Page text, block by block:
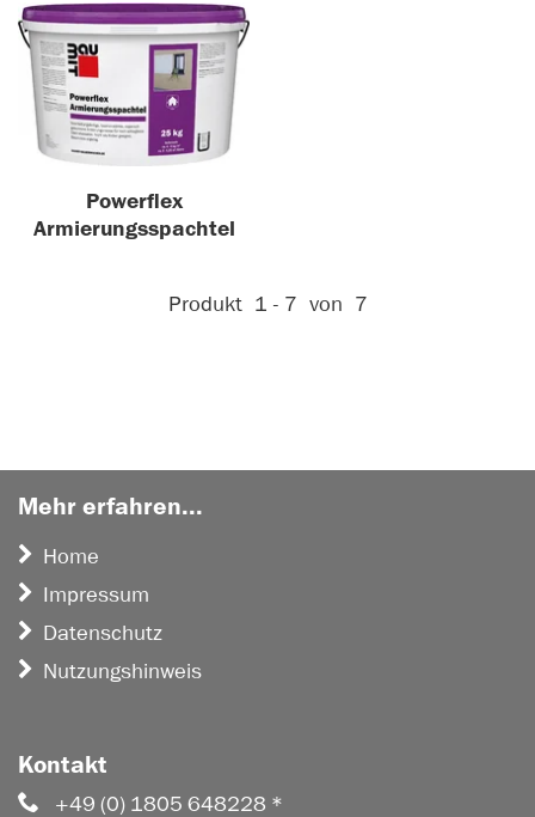
Powerflex
Armierungsspachtel
Aktive Filter:
Produkt 1 - 7 von 7
Mehr erfahren...
Home
Impressum
Datenschutz
Nutzungshinweis
Kontakt
+49 (0) 1805 648228 *